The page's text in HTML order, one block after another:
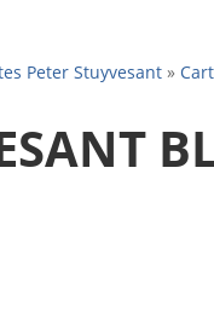
Peter Stuyvesant»